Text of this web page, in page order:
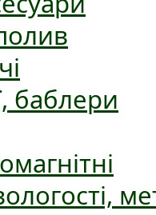
баблери